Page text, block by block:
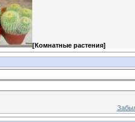
[Комнатные растения]